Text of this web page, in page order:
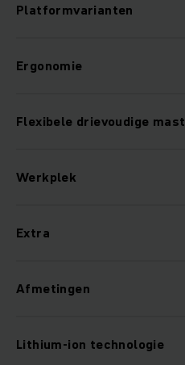
Platformvarianten
Ergonomie
Flexibele drievoudige mast
Werkplek
Extra
Afmetingen
Lithium-ion technologie